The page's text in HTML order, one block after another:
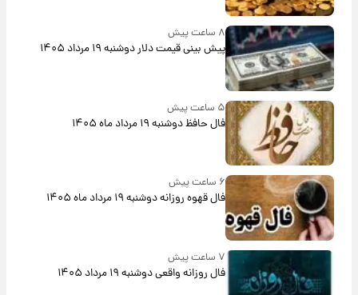
۸ ساعت پیش
پیش‌ بینی قیمت دلار دوشنبه ۱۹ مرداد ۱۴۰۵
۵ ساعت پیش
فال حافظ دوشنبه ۱۹ مرداد ماه ۱۴۰۵
۶ ساعت پیش
فال قهوه روزانه دوشنبه ۱۹ مرداد ماه ۱۴۰۵
فال روزانه واقعی دوشنبه ۱۹ مرداد ۱۴۰۵